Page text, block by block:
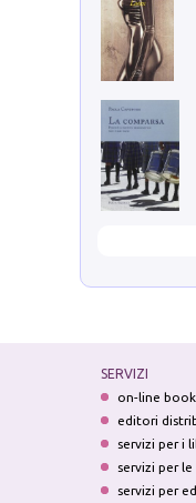
SERVIZI
on-line
editori
servizi per i
servizi per
servizi per